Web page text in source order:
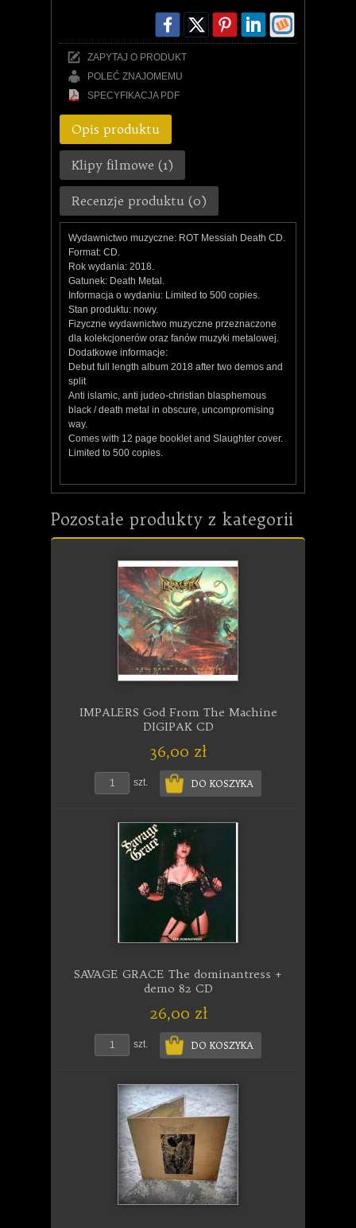
ZAPYTAJ O PRODUKT
POLEĆ ZNAJOMEMU
SPECYFIKACJA PDF
Opis produktu
Klipy filmowe (1)
Recenzje produktu (0)
Wydawnictwo muzyczne: ROT Messiah Death CD.
Format: CD.
Rok wydania: 2018.
Gatunek: Death Metal.
Informacja o wydaniu: Limited to 500 copies.
Stan produktu: nowy.
Fizyczne wydawnictwo muzyczne przeznaczone
dla kolekcjonerów oraz fanów muzyki metalowej.
Dodatkowe informacje:
Debut full length album 2018 after two demos and
split
Anti islamic, anti judeo-christian blasphemous
black / death metal in obscure, uncompromising
way.
Comes with 12 page booklet and Slaughter cover.
Limited to 500 copies.
Pozostałe produkty z kategorii
IMPALERS God From The Machine
DIGIPAK CD
36,00 zł
szt. DO KOSZYKA
SAVAGE GRACE The dominantress +
demo 82 CD
26,00 zł
szt. DO KOSZYKA